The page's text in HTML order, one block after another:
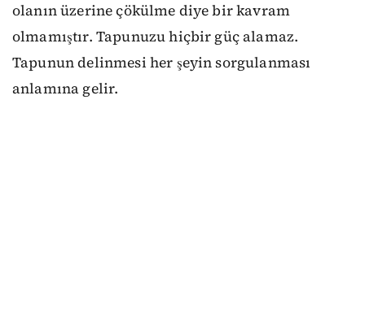
olanın üzerine çökülme diye bir kavram
olmamıştır. Tapunuzu hiçbir güç alamaz.
Tapunun delinmesi her şeyin sorgulanması
anlamına gelir.